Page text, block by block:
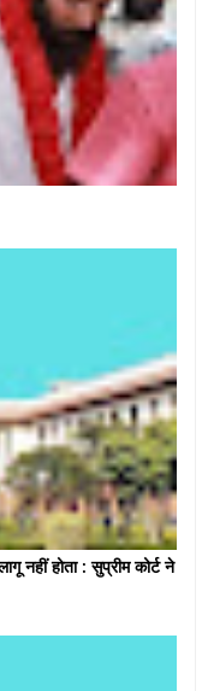
नहीं होता : सुप्रीम कोर्ट ने